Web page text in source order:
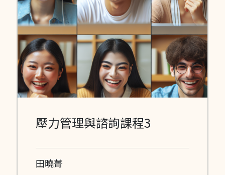
壓力管理與諮詢課程3
田曉菁